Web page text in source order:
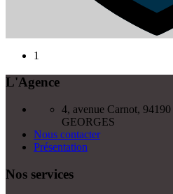
1
L'Agence
4, avenue Carnot,
GEORGES
Nous contacter
Présentation
Nos services